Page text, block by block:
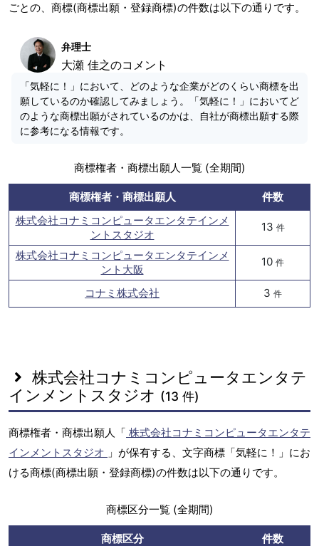
ごとの、商標(商標出願・登録商標)の件数は以下の通りです。
弁理士
大瀬 佳之のコメント
「気軽に！」において、どのような企業がどのくらい商標を出
願しているのか確認してみましょう。「気軽に！」においてど
のような商標出願がされているのかは、自社が商標出願する際
に参考になる情報です。
商標権者・商標出願人一覧 (全期間)
商標権者・商標出願人
件数
株式会社コナミコンピュータエンタテインメ
ントスタジオ
13 件
株式会社コナミコンピュータエンタテインメ
ント大阪
10 件
コナミ株式会社 3 件
株式会社コナミコンピュータエンタテ
インメントスタジオ (13 件)
商標権者・商標出願人「 株式会社コナミコンピュータエンタテ
インメントスタジオ 」が保有する、文字商標「気軽に！」にお
ける商標(商標出願・登録商標)の件数は以下の通りです。
商標区分一覧 (全期間)
商標区分
件数